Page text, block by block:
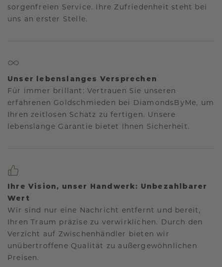
sorgenfreien Service. Ihre Zufriedenheit steht bei
uns an erster Stelle.
Unser lebenslanges Versprechen
Für immer brillant: Vertrauen Sie unseren
erfahrenen Goldschmieden bei DiamondsByMe, um
Ihren zeitlosen Schatz zu fertigen. Unsere
lebenslange Garantie bietet Ihnen Sicherheit.
Ihre Vision, unser Handwerk: Unbezahlbarer
Wert
Wir sind nur eine Nachricht entfernt und bereit,
Ihren Traum präzise zu verwirklichen. Durch den
Verzicht auf Zwischenhändler bieten wir
unübertroffene Qualität zu außergewöhnlichen
Preisen.